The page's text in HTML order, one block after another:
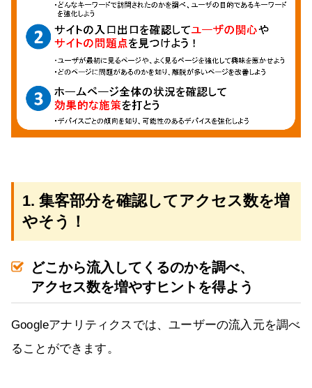
1. 集客部分を確認してアクセス数を増
やそう！
どこから流入してくるのかを調べ、
アクセス数を増やすヒントを得よう
Googleアナリティクスでは、ユーザーの流入元を調べ
ることができます。